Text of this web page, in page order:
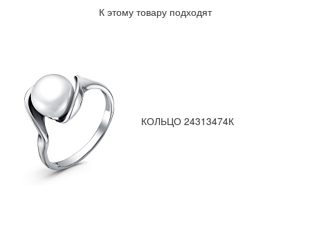
К этому товару подходят
КОЛЬЦО 24313474К